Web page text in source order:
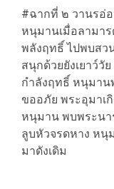
#ฉากที่ ๒ วานรอ่
หนุมานเมื่อลามาร
พลังฤทธิ์ ไปพบสว
สนุกด้วยยังเยาว์
กำลังฤทธิ์ หนุมาน
ขออภัย พระอุมาเ
หนุมาน พบพระนา
ลูบหัวจรดหาง ห
มาดังเดิม